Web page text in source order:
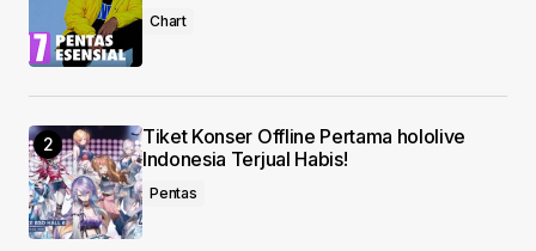
Save my name, email, and website in this
browser for the next time I comment.
Submit Comment
Chart
Tiket Konser Offline Pertama hololive
Indonesia Terjual Habis!
Pentas